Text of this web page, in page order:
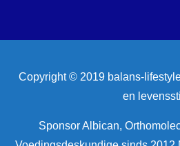
Copyright © 2019 balans-
en
Sponsor Albican,